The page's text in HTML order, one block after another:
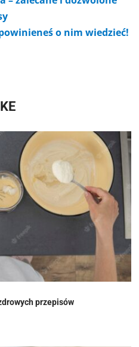
o nim wiedzieć!
przepisów